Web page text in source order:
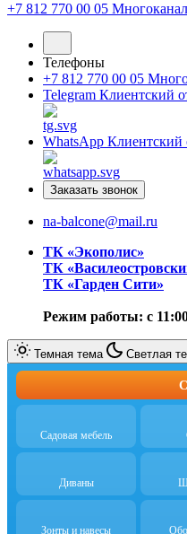
+7 812 770 00 05
Телефоны
+7 812 770 00 05
Telegram Клиентский
WhatsApp Клиентский
Заказать звонок
na-balcone@mail.ru
ТК «Экополис»
ТК
ТК «Гарден Сити»
Режим работы: с
Темная тема Светлая
Садовая мебель
Диваны
Зонты и навесы